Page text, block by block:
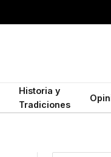
Historia y
Tradiciones